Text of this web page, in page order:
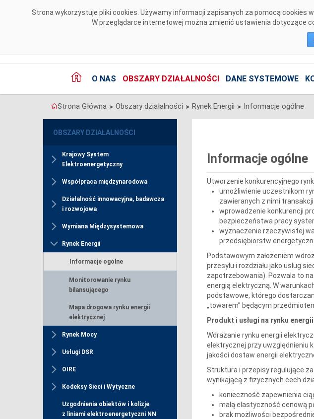
Strona wykorzystuje pliki cookies. Używamy informacji zapisanych za pomocą
W przeglądarce internetowej można zmienić ustawienia dotyczące
O NAS OBSZARY DZIAŁALNOŚCI DANE SYSTEMOWE
Strona Główna > Obszary działalności > Rynek Energii > Informacje ogólne
OBSZARY DZIAŁALNOŚCI
Krajowy System
Elektroenergetyczny
Współpraca międzynarodowa
Działalność innowacyjna, badawcza
i rozwojowa
Wymiana Międzysystemowa
Rynek Energii
Informacje ogólne
Monitorowanie rynku
bilansującego
Mapa drogowa rynku energii
elektrycznej
Rynek Mocy
Usługi DSR
OIRE
Kodeksy Sieci i Wytyczne
Uzgodnienia obiektów i kolizje
z liniami elektroenergetyczni NN
Informacje ogólne
Utworzenie konkurencyjnego
umożliwienie uczestnikom
zawieranych z nimi
wprowadzenie konkurencji
bezpieczeństwa pracy
wyznaczenie rzeczywistej
przedsiębiorstw
Podstawowym założeniem
przesyłu i rozdziału jako usług
zapotrzebowania). Pozwala to
energią elektryczną. W
podstawowe, którego
„towarem” będącym
Produkt i usługi na rynku
Wdrażanie rynku energii
elektrycznej przy uwzględnieniu
jakości dostaw energii
Struktura i przepisy regulujące
wynikającą z fizycznych cech
konieczność zapewnienia
małą elastyczność cenową
brak możliwości